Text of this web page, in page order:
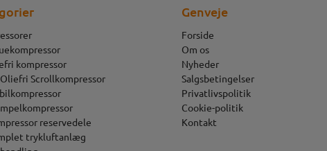
kompressor
Oliefri Scrollkompressor
reservedele
trykluftanlæg
Genveje
Forside
Om os
Nyheder
Salgsbetingelser
Privatlivspolitik
Cookie-politik
Kontakt